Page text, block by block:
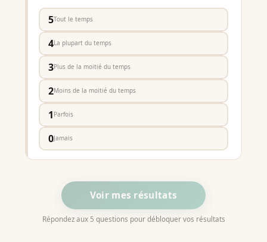
5Tout le temps
4La plupart du temps
3Plus de la moitié du temps
2Moins de la moitié du temps
1 Parfois
0Jamais
Voir mes résultats
Répondez aux 5 questions pour débloquer vos résultats